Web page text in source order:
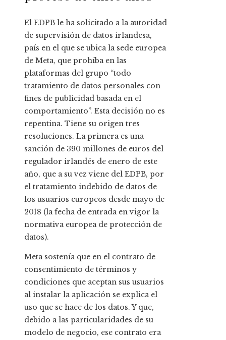
El EDPB le ha solicitado a la autoridad
de supervisión de datos irlandesa,
país en el que se ubica la sede europea
de Meta, que prohíba en las
plataformas del grupo “todo
tratamiento de datos personales con
fines de publicidad basada en el
comportamiento”. Esta decisión no es
repentina. Tiene su origen tres
resoluciones. La primera es una
sanción de 390 millones de euros del
regulador irlandés de enero de este
año, que a su vez viene del EDPB, por
el tratamiento indebido de datos de
los usuarios europeos desde mayo de
2018 (la fecha de entrada en vigor la
normativa europea de protección de
datos).
Meta sostenía que en el contrato de
consentimiento de términos y
condiciones que aceptan sus usuarios
al instalar la aplicación se explica el
uso que se hace de los datos. Y que,
debido a las particularidades de su
modelo de negocio, ese contrato era